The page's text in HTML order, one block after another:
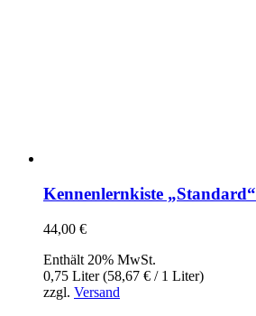
Kennenlernkiste „Standard“
44,00 €
Enthält 20% MwSt.
0,75 Liter (58,67 € / 1 Liter)
zzgl. Versand